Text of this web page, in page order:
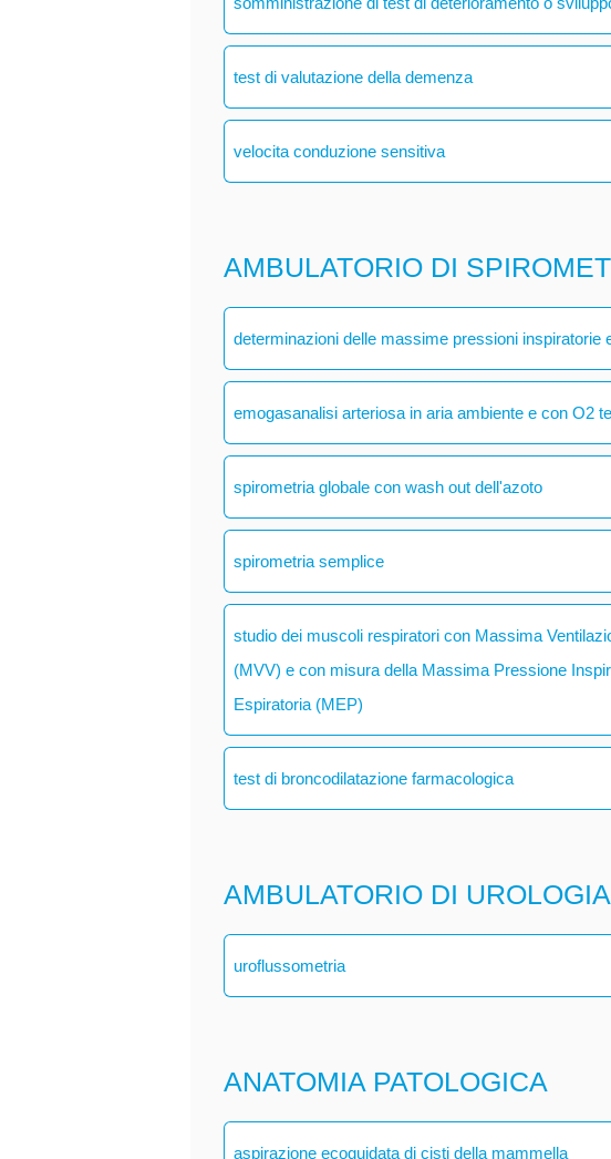
test di valutazione della demenza
velocita conduzione sensitiva
AMBULATORIO DI
determinazioni delle massime pressioni inspiratorie
emogasanalisi arteriosa in aria ambiente e con O2
spirometria globale con wash out dell'azoto
spirometria semplice
studio dei muscoli respiratori con Massima
(MVV) e con misura della Massima Pressione
Espiratoria (MEP)
test di broncodilatazione farmacologica
AMBULATORIO DI UROLOGIA
uroflussometria
ANATOMIA PATOLOGICA
aspirazione ecoguidata di cisti della mammella